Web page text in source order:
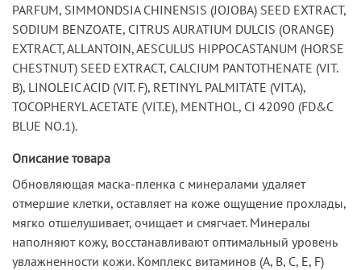
PARFUM, SIMMONDSIA CHINENSIS (JOJOBA) SEED EXTRACT,
SODIUM BENZOATE, CITRUS AURATIUM DULCIS (ORANGE)
EXTRACT, ALLANTOIN, AESCULUS HIPPOCASTANUM (HORSE
CHESTNUT) SEED EXTRACT, CALCIUM PANTOTHENATE (VIT.
B), LINOLEIC ACID (VIT. F), RETINYL PALMITATE (VIT.A),
TOCOPHERYL ACETATE (VIT.E), MENTHOL, CI 42090 (FD&C
BLUE NO.1).
Описание товара
Обновляющая маска-пленка с минералами удаляет
отмершие клетки, оставляет на коже ощущение прохлады,
мягко отшелушивает, очищает и смягчает. Минералы
наполняют кожу, восстанавливают оптимальный уровень
увлажненности кожи. Комплекс витаминов (A, B, C, E, F)